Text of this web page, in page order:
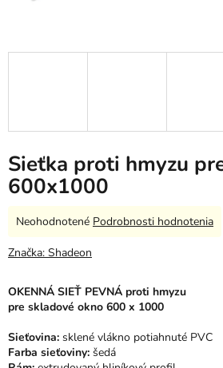
Sieťka proti hmyzu
600x1000
OKENNÁ SIEŤ PEVNÁ proti hmyzu
pre skladové okno 600 x 1000
Sieťovina: sklené vlákno potiahnuté PVC
Farba sieťoviny: šedá
Priemerné
produktu
z
5
Neohodnotené Podrobnosti hodnotenia
Značka: Shadeon